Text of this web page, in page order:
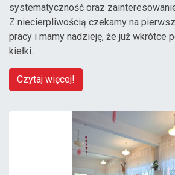
systematyczność oraz
Z niecierpliwością czekamy na
pracy i mamy nadzieję, że już wkrótce
kiełki.
Czytaj więcej!